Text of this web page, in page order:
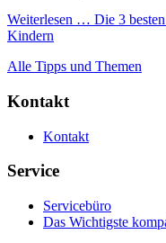
Weiterlesen … Die 3
Kindern
Alle Tipps und Themen
Kontakt
Kontakt
Service
Servicebüro
Das Wichtigste